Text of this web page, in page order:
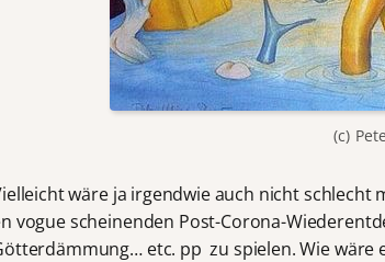
(c)
wäre ja irgendwie auch nicht schlecht
vogue scheinenden Post-Corona-
etc. pp zu spielen. Wie wäre